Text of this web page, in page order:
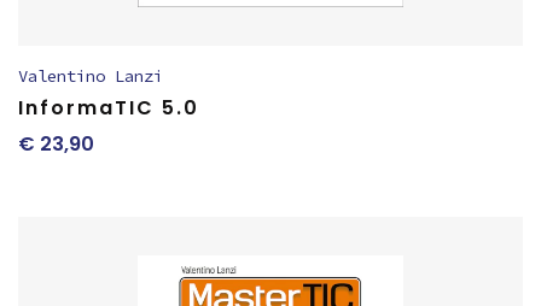
Valentino Lanzi
InformaTIC 5.0
€ 23,90